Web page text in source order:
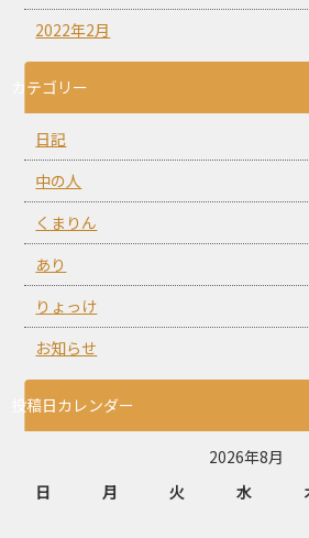
2022年2月
カテゴリー
日記
中の人
くまりん
あり
りょっけ
お知らせ
投稿日カレンダー
2026年8月
日
月 火 水